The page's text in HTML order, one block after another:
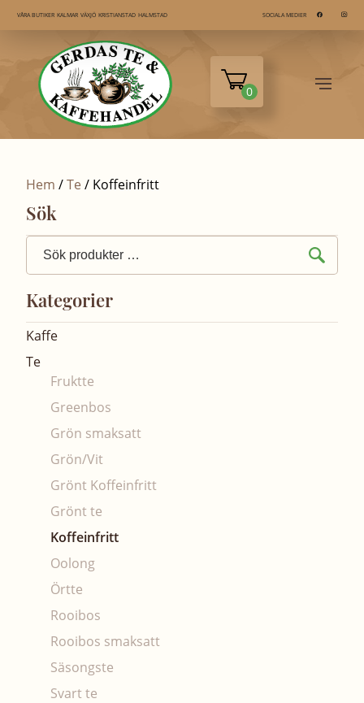
VÅRA BUTIKER KALMAR VÄXJÖ KRISTIANSTAD HALMSTAD SOCIALA MEDIER
0
Hem /Te / Koffeinfritt
Sök
Sök
efter:
Kategorier
Kaffe
Te
Fruktte
Greenbos
Grön smaksatt
Grön/Vit
Grönt Koffeinfritt
Grönt te
Koffeinfritt
Oolong
Örtte
Rooibos
Rooibos smaksatt
Säsongste
Svart te